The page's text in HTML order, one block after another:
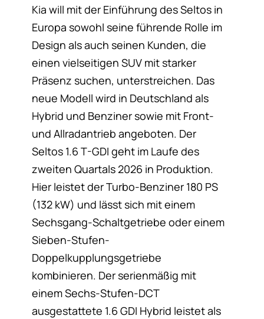
Kia will mit der Einführung des Seltos in
Europa sowohl seine führende Rolle im
Design als auch seinen Kunden, die
einen vielseitigen SUV mit starker
Präsenz suchen, unterstreichen. Das
neue Modell wird in Deutschland als
Hybrid und Benziner sowie mit Front-
und Allradantrieb angeboten. Der
Seltos 1.6 T-GDI geht im Laufe des
zweiten Quartals 2026 in Produktion.
Hier leistet der Turbo-Benziner 180 PS
(132 kW) und lässt sich mit einem
Sechsgang-Schaltgetriebe oder einem
Sieben-Stufen-
Doppelkupplungsgetriebe
kombinieren. Der serienmäßig mit
einem Sechs-Stufen-DCT
ausgestattete 1.6 GDI Hybrid leistet als